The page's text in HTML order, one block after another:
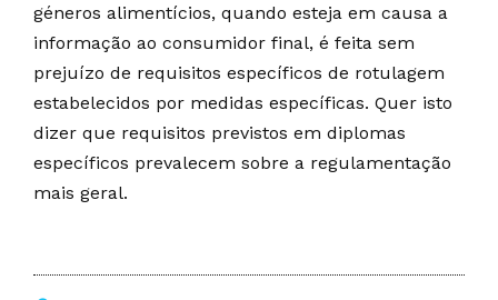
géneros alimentícios, quando esteja em causa a
informação ao consumidor final, é feita sem
prejuízo de requisitos específicos de rotulagem
estabelecidos por medidas específicas. Quer isto
dizer que requisitos previstos em diplomas
específicos prevalecem sobre a regulamentação
mais geral.